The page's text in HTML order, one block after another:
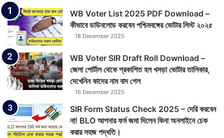
WB Voter List 2025 PDF Download –
কীভাবে ডাউনলোড করবেন পশ্চিমবঙ্গের ভোটার লিস্ট ২০২৫
18 December 2025
WB Voter SIR Draft Roll Download –
জেলা পোর্টাল থেকে প্রকাশিত হল খসড়া ভোটার তালিকার,
দেখেনিন কাদের নাম বাদ গেল
16 December 2025
SIR Form Status Check 2025 – দেরি করবেন
না! BLO আপনার ফর্ম জমা দিলেন কিনা অনলাইনে চেক
করার সহজ পদ্ধতি।